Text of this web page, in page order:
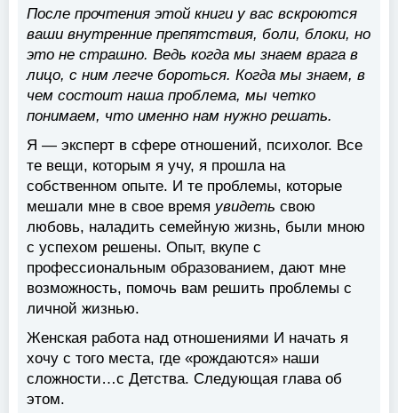
После прочтения этой книги у вас вскроются
ваши внутренние препятствия, боли, блоки, но
это не страшно. Ведь когда мы знаем врага в
лицо, с ним легче бороться. Когда мы знаем, в
чем состоит наша проблема, мы четко
понимаем, что именно нам нужно решать.
Я — эксперт в сфере отношений, психолог. Все
те вещи, которым я учу, я прошла на
собственном опыте. И те проблемы, которые
мешали мне в свое время увидеть свою
любовь, наладить семейную жизнь, были мною
с успехом решены. Опыт, вкупе с
профессиональным образованием, дают мне
возможность, помочь вам решить проблемы с
личной жизнью.
Женская работа над отношениями И начать я
хочу с того места, где «рождаются» наши
сложности…с Детства. Следующая глава об
этом.